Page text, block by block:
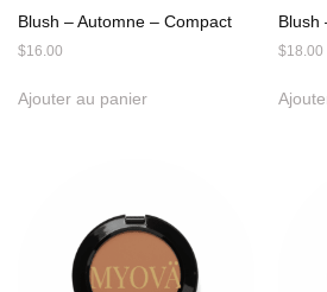
Blush – Automne – Compact
$16.00
Ajouter au panier
Blush
$18.00